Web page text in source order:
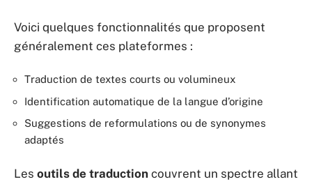
Voici quelques fonctionnalités que proposent
généralement ces plateformes :
Traduction de textes courts ou volumineux
Identification automatique de la langue d’origine
Suggestions de reformulations ou de synonymes
adaptés
Les outils de traduction couvrent un spectre allant